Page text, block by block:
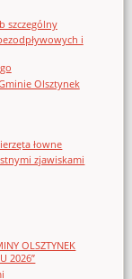
szczególny
i
Olsztynek
łowne
zjawiskami
OLSZTYNEK
2026”